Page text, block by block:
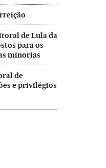
de Lula da
para os
minorias
de
e privilégios